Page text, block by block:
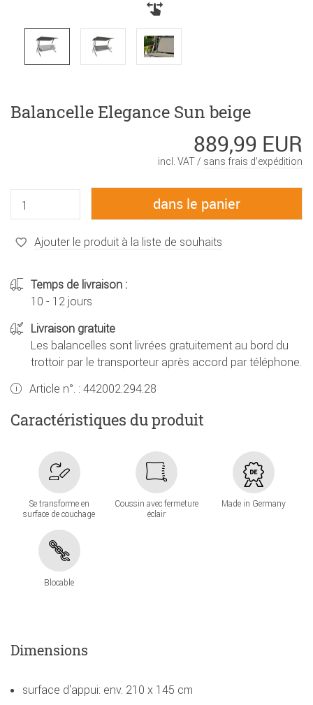
Balancelle Elegance Sun beige
889,99 EUR
incl. VAT / sans frais d’expédition
Ajouter le produit à la liste de souhaits
Temps de livraison :
10 - 12 jours
Livraison gratuite
Les balancelles sont livrées gratuitement au bord du
trottoir par le transporteur après accord par téléphone.
Article n°. : 442002.294.28
Caractéristiques du produit
Se transforme en
surface de couchage
Coussin avec fermeture
éclair
Made in Germany
Blocable
Dimensions
surface d'appui: env. 210 x 145 cm